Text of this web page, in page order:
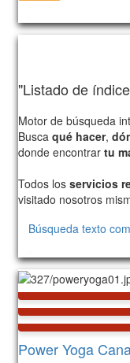
"Listado de
Motor de búsqueda
Busca qué hacer,
donde encontrar tu
Todos los servicios
visitado nosotros
Búsqueda texto
Power Yoga